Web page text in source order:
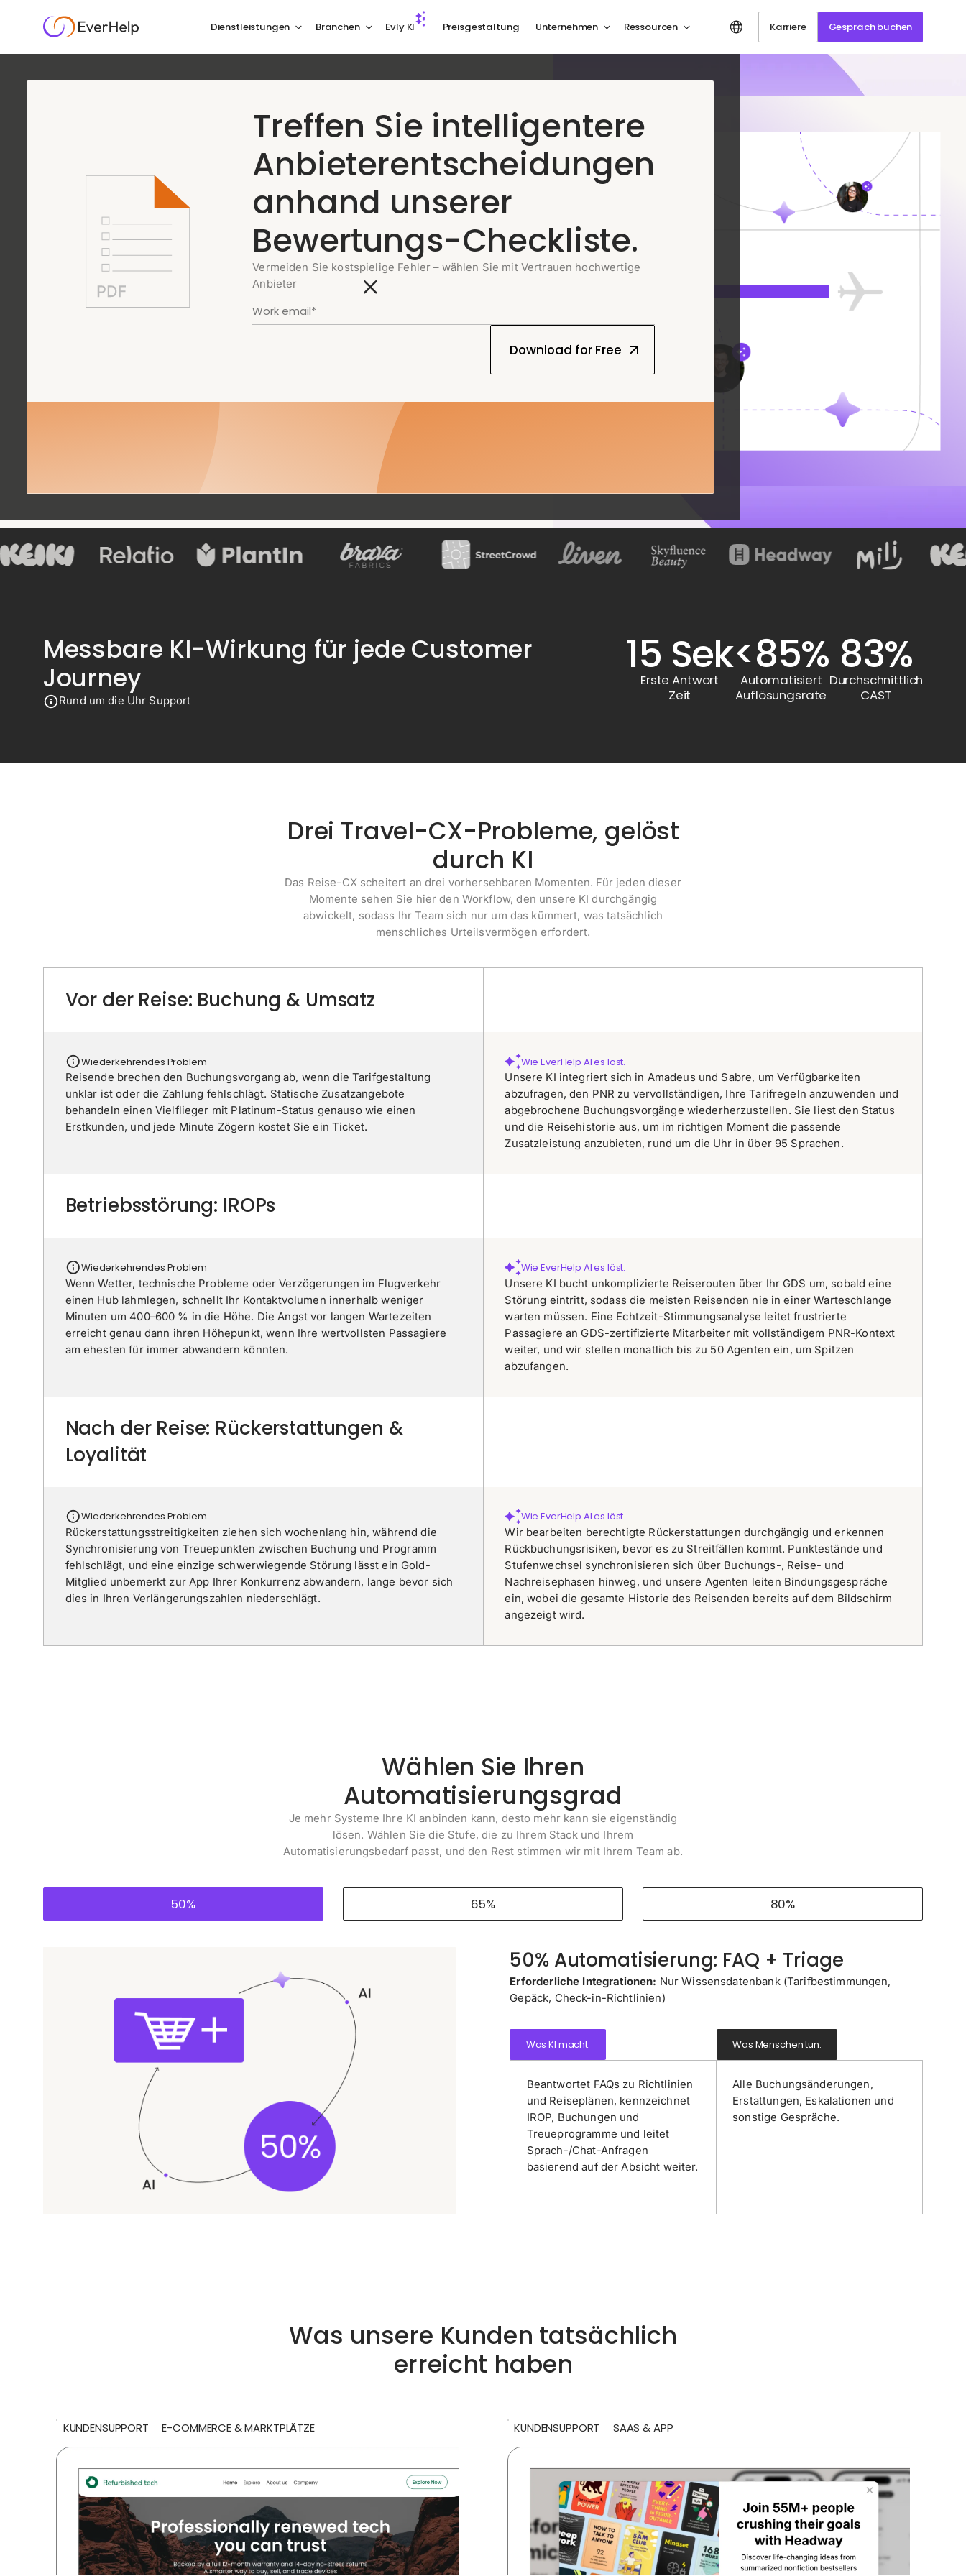
Dienstleistungen Branchen Evly KI Preisgestaltung Unternehmen Ressourcen Karriere Gespräch buchen
Treffen Sie intelligentere
Anbieterentscheidungen
anhand unserer
Bewertungs-Checkliste.
Vermeiden Sie kostspielige Fehler – wählen Sie mit Vertrauen hochwertige
Anbieter
Agenten-KI für Reisen,
entwickelt für dieMomente,
die zählen
Wir bearbeiten bis zu 85 % Ihrer Reisegespräche automatisch. Ihr Team konzentriert sich auf
die Momente, die menschliches Urteilsvermögen erfordern, mit dem vollständigen PNR-
Messbare KI-Wirkung für jede Customer
Journey
Rund um die Uhr Support
15 Sek
Erste Antwort
Zeit
<85%
Automatisiert
Auflösungsrate
83%
Durchschnittlich
CAST
Drei Travel-CX-Probleme, gelöst
durch KI
Das Reise-CX scheitert an drei vorhersehbaren Momenten. Für jeden dieser
Momente sehen Sie hier den Workflow, den unsere KI durchgängig
abwickelt, sodass Ihr Team sich nur um das kümmert, was tatsächlich
menschliches Urteilsvermögen erfordert.
Vor der Reise: Buchung & Umsatz
Wiederkehrendes Problem
Reisende brechen den Buchungsvorgang ab, wenn die Tarifgestaltung
unklar ist oder die Zahlung fehlschlägt. Statische Zusatzangebote
behandeln einen Vielflieger mit Platinum-Status genauso wie einen
Erstkunden, und jede Minute Zögern kostet Sie ein Ticket.
Wie EverHelp AI es löst.
Unsere KI integriert sich in Amadeus und Sabre, um Verfügbarkeiten
abzufragen, den PNR zu vervollständigen, Ihre Tarifregeln anzuwenden und
abgebrochene Buchungsvorgänge wiederherzustellen. Sie liest den Status
und die Reisehistorie aus, um im richtigen Moment die passende
Zusatzleistung anzubieten, rund um die Uhr in über 95 Sprachen.
Betriebsstörung: IROPs
Wiederkehrendes Problem
Wenn Wetter, technische Probleme oder Verzögerungen im Flugverkehr
einen Hub lahmlegen, schnellt Ihr Kontaktvolumen innerhalb weniger
Minuten um 400–600 % in die Höhe. Die Angst vor langen Wartezeiten
erreicht genau dann ihren Höhepunkt, wenn Ihre wertvollsten Passagiere
am ehesten für immer abwandern könnten.
Wie EverHelp AI es löst.
Unsere KI bucht unkomplizierte Reiserouten über Ihr GDS um, sobald eine
Störung eintritt, sodass die meisten Reisenden nie in einer Warteschlange
warten müssen. Eine Echtzeit-Stimmungsanalyse leitet frustrierte
Passagiere an GDS-zertifizierte Mitarbeiter mit vollständigem PNR-Kontext
weiter, und wir stellen monatlich bis zu 50 Agenten ein, um Spitzen
abzufangen.
Nach der Reise: Rückerstattungen &
Loyalität
Wiederkehrendes Problem
Rückerstattungsstreitigkeiten ziehen sich wochenlang hin, während die
Synchronisierung von Treuepunkten zwischen Buchung und Programm
fehlschlägt, und eine einzige schwerwiegende Störung lässt ein Gold-
Mitglied unbemerkt zur App Ihrer Konkurrenz abwandern, lange bevor sich
dies in Ihren Verlängerungszahlen niederschlägt.
Wie EverHelp AI es löst.
Wir bearbeiten berechtigte Rückerstattungen durchgängig und erkennen
Rückbuchungsrisiken, bevor es zu Streitfällen kommt. Punktestände und
Stufenwechsel synchronisieren sich über Buchungs-, Reise- und
Nachreisephasen hinweg, und unsere Agenten leiten Bindungsgespräche
ein, wobei die gesamte Historie des Reisenden bereits auf dem Bildschirm
angezeigt wird.
Wählen Sie Ihren
Automatisierungsgrad
Je mehr Systeme Ihre KI anbinden kann, desto mehr kann sie eigenständig
lösen. Wählen Sie die Stufe, die zu Ihrem Stack und Ihrem
Automatisierungsbedarf passt, und den Rest stimmen wir mit Ihrem Team ab.
50% 65% 80%
50% Automatisierung: FAQ + Triage
Erforderliche Integrationen: Nur Wissensdatenbank (Tarifbestimmungen,
Gepäck, Check-in-Richtlinien)
Was KI macht: Was Menschen tun:
Beantwortet FAQs zu Richtlinien
und Reiseplänen, kennzeichnet
IROP, Buchungen und
Treueprogramme und leitet
Sprach-/Chat-Anfragen
basierend auf der Absicht weiter.
Alle Buchungsänderungen,
Erstattungen, Eskalationen und
sonstige Gespräche.
Was unsere Kunden tatsächlich
erreicht haben
KUNDENSUPPORT E-COMMERCE & MARKTPLÄTZE KUNDENSUPPORT SAAS & APP